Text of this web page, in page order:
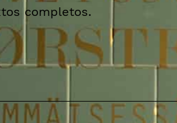
completos.